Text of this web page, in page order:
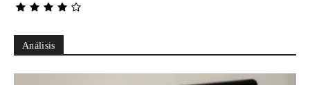
Análisis